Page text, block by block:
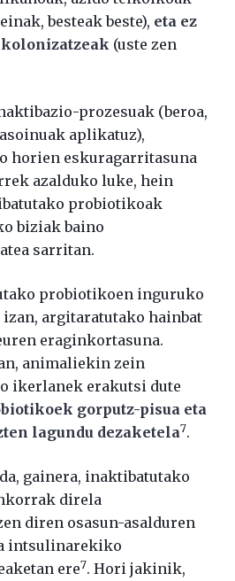
besteak beste), eta ez
(uste zen
prozesuak (beroa,
aplikatuz),
horien eskuragarritasuna
azalduko luke, hein
probiotikoak
biziak baino
sarritan.
probiotikoen inguruko
izan, argitaratutako hainbat
eraginkortasuna.
animaliekin zein
ikerlanek erakutsi dute
gorputz-pisua eta
lagundu dezaketela7.
gainera, inaktibatutako
direla
diren osasun-asalduren
intsulinarekiko
ere7. Hori jakinik,